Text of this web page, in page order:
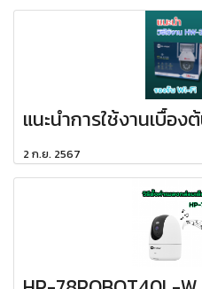
แนะนำการใช้งานเบื้อ
2 ก.ย. 2567